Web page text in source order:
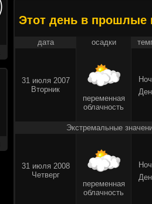
Этот день в прошлые
дата осадки
31 июля 2007
Вторник
переменная
облачность
Экстремальные
31 июля 2008
Четверг
переменная
облачность